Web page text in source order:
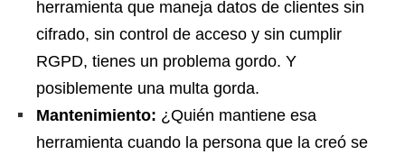
herramienta que maneja datos de clientes sin
cifrado, sin control de acceso y sin cumplir
RGPD, tienes un problema gordo. Y
posiblemente una multa gorda.
Mantenimiento: ¿Quién mantiene esa
herramienta cuando la persona que la creó se